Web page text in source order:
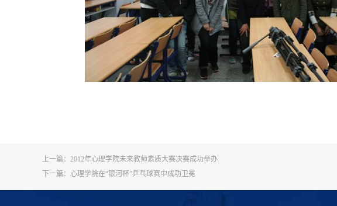
上一篇： 2012年心理学院未来教师素质大赛决赛成功举办
下一篇： 心理学院在“银河杯”乒乓球赛中成功卫冕